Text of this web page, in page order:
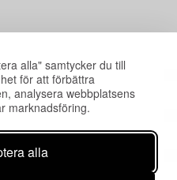
alla" samtycker du till
för att förbättra
analysera webbplatsens
marknadsföring.
alla